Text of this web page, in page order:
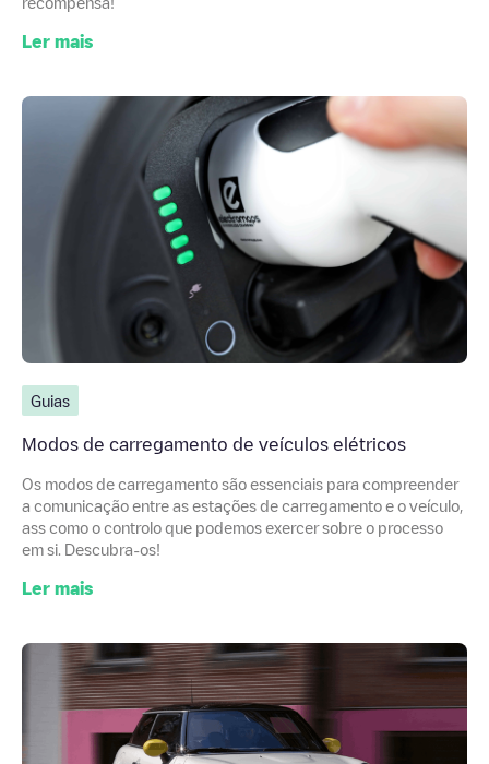
Ler mais
Guias
Modos de carregamento de veículos elétricos
Os modos de carregamento são essenciais para compreender
a comunicação entre as estações de carregamento e o veículo,
ass como o controlo que podemos exercer sobre o processo
em si. Descubra-os!
Ler mais